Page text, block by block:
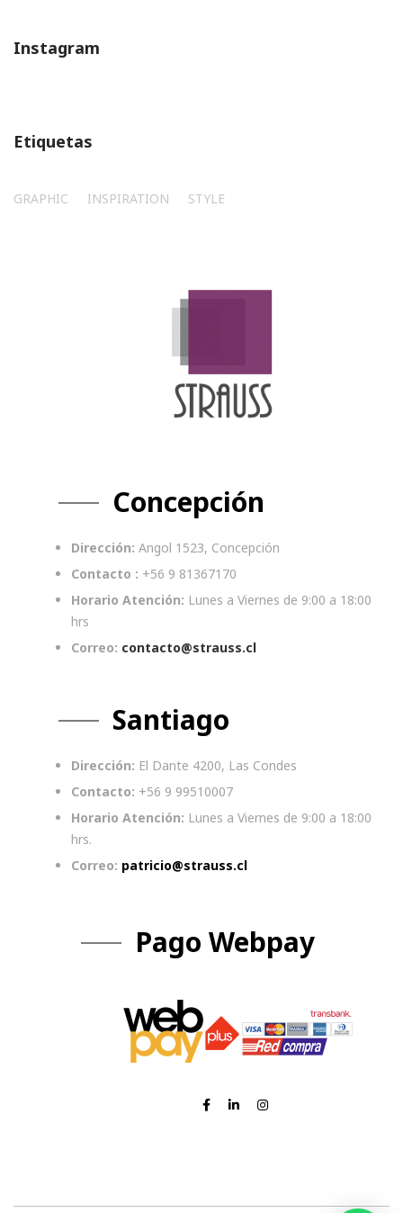
Instagram
Etiquetas
GRAPHIC INSPIRATION STYLE
Concepción
Dirección: Angol 1523, Concepción
Contacto : +56 9 81367170
Horario Atención: Lunes a Viernes de 9:00 a 18:00
hrs
Correo: contacto@strauss.cl
Santiago
Dirección: El Dante 4200, Las Condes
Contacto: +56 9 99510007
Horario Atención: Lunes a Viernes de 9:00 a 18:00
hrs.
Correo: patricio@strauss.cl
Pago Webpay